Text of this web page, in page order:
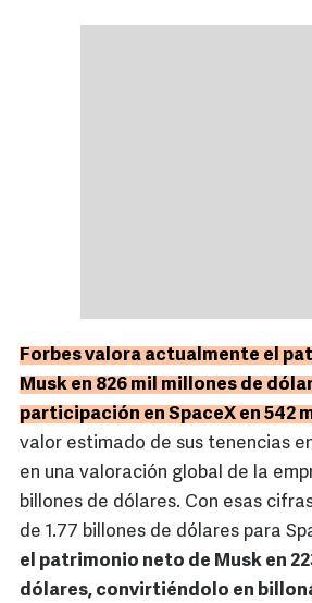
Forbes valora actualmente el
Musk en 826 mil millones de
participación en SpaceX en 542
valor estimado de sus tenencias
en una valoración global de la
billones de dólares. Con esas
de 1.77 billones de dólares para
el patrimonio neto de Musk en
dólares, convirtiéndolo en